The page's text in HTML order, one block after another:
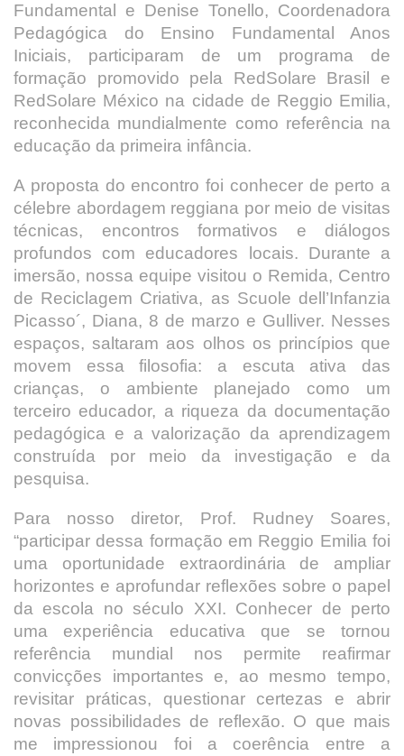
Fundamental e Denise Tonello, Coordenadora
Pedagógica do Ensino Fundamental Anos
Iniciais, participaram de um programa de
formação promovido pela RedSolare Brasil e
RedSolare México na cidade de Reggio Emilia,
reconhecida mundialmente como referência na
educação da primeira infância.
A proposta do encontro foi conhecer de perto a
célebre abordagem reggiana por meio de visitas
técnicas, encontros formativos e diálogos
profundos com educadores locais. Durante a
imersão, nossa equipe visitou o Remida, Centro
de Reciclagem Criativa, as Scuole dell’Infanzia
Picasso´, Diana, 8 de marzo e Gulliver. Nesses
espaços, saltaram aos olhos os princípios que
movem essa filosofia: a escuta ativa das
crianças, o ambiente planejado como um
terceiro educador, a riqueza da documentação
pedagógica e a valorização da aprendizagem
construída por meio da investigação e da
pesquisa.
Para nosso diretor, Prof. Rudney Soares,
“participar dessa formação em Reggio Emilia foi
uma oportunidade extraordinária de ampliar
horizontes e aprofundar reflexões sobre o papel
da escola no século XXI. Conhecer de perto
uma experiência educativa que se tornou
referência mundial nos permite reafirmar
convicções importantes e, ao mesmo tempo,
revisitar práticas, questionar certezas e abrir
novas possibilidades de reflexão. O que mais
me impressionou foi a coerência entre a